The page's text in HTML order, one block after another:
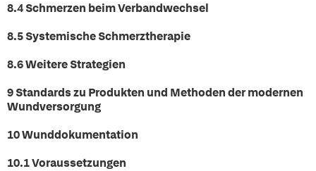
8.4 Schmerzen beim Verbandwechsel
8.5 Systemische Schmerztherapie
8.6 Weitere Strategien
9 Standards zu Produkten und Methoden der modernen
Wundversorgung
10 Wunddokumentation
10.1 Voraussetzungen